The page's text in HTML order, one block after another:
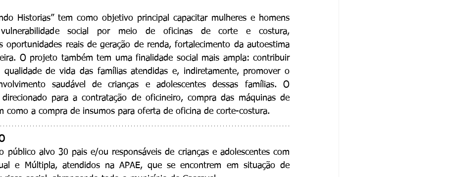
Historias” tem como objetivo principal capacitar mulheres e homens
social por meio de oficinas de corte e costura,
oportunidades reais de geração de renda, fortalecimento da autoestima
O projeto também tem uma finalidade social mais ampla: contribuir
de vida das famílias atendidas e, indiretamente, promover o
saudável de crianças e adolescentes dessas famílias. O
para a contratação de oficineiro, compra das máquinas de
como a compra de insumos para oferta de oficina de corte-costura.
público alvo 30 pais e/ou responsáveis de crianças e adolescentes com
e Múltipla, atendidos na APAE, que se encontrem em situação de